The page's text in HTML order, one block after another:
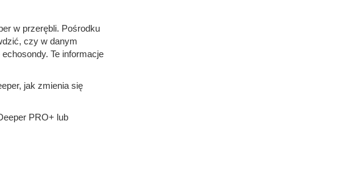
w przerębli. Pośrodku
czy w danym
Te informacje
jak zmienia się
PRO+ lub